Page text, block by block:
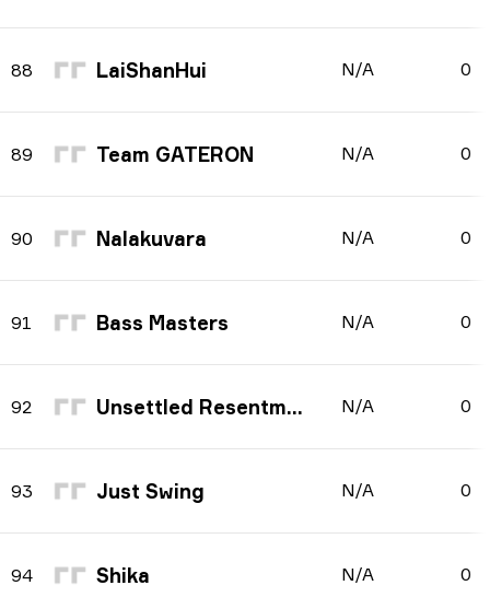
88 LaiShanHui N/A 0
89 Team GATERON N/A 0
90 Nalakuvara N/A 0
91 Bass Masters N/A 0
92 Unsettled Resentment N/A 0
93 Just Swing N/A 0
94 Shika N/A 0